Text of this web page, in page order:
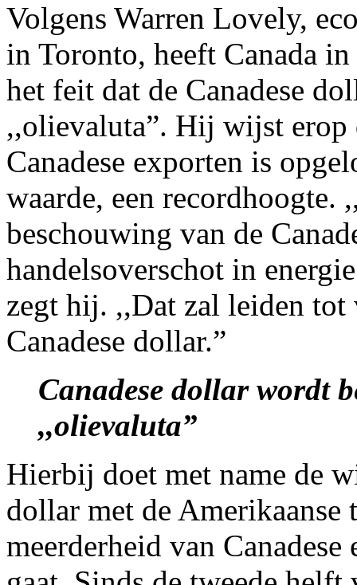
Volgens Warren Lovely,
in Toronto, heeft Canada
het feit dat de Canadese
,,olievaluta”. Hij wijst erop
Canadese exporten is
waarde, een recordhoogte.
beschouwing van de
handelsoverschot in
zegt hij. ,,Dat zal leiden
Canadese dollar.”
Canadese dollar wordt
,,olievaluta”
Hierbij doet met name de
dollar met de Amerikaanse
meerderheid van